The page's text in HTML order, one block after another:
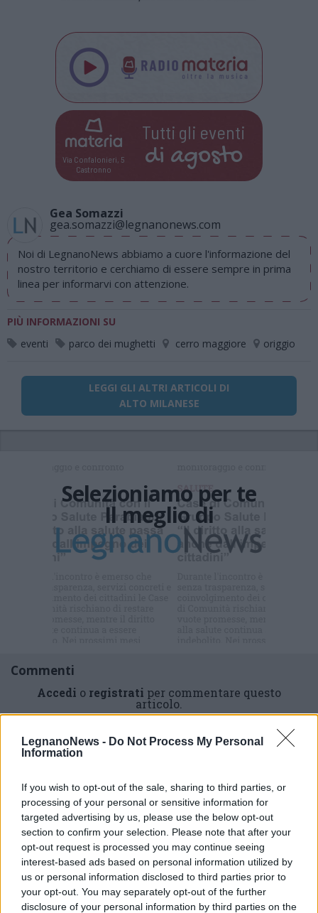
LegnanoNews - Do Not Process My Personal
Information
If you wish to opt-out of the sale, sharing to third parties, or
processing of your personal or sensitive information for
targeted advertising by us, please use the below opt-out
section to confirm your selection. Please note that after your
opt-out request is processed you may continue seeing
interest-based ads based on personal information utilized by
us or personal information disclosed to third parties prior to
your opt-out. You may separately opt-out of the further
disclosure of your personal information by third parties on the
Via Confalonieri, 5
Castronno
Tutti gli eventi
di agosto
Gea Somazzi
gea.somazzi@legnanonews.com
Noi di LegnanoNews abbiamo a cuore l'informazione del
nostro territorio e cerchiamo di essere sempre in prima
linea per informarvi con attenzione.
PIÙ INFORMAZIONI SU
eventi
parco dei mughetti cerro maggiore origgio
LEGGI GLI ALTRI ARTICOLI DI
ALTO MILANESE
Selezioniamo per te
Il meglio di
Commenti
Accedi o registrati per commentare questo
articolo.
commento esprime il pensiero dell'autore e non rappresenta la linea editoriale
di VareseNews.it, che rimane autonoma e indipendente. I messaggi inclusi nei
commenti non sono testi giornalistici, ma post inviati dai singoli lettori che
possono essere automaticamente pubblicati senza filtro preventivo. I commenti